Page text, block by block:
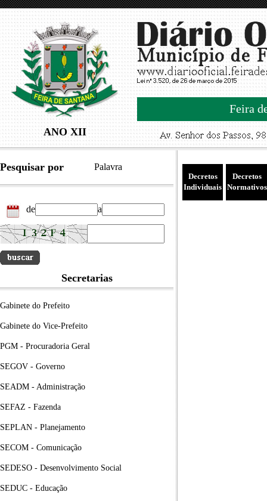
ANO XII
Feira
Pesquisar por Palavra
de a
Secretarias
Gabinete do Prefeito
Gabinete do Vice-Prefeito
PGM - Procuradoria Geral
SEGOV - Governo
SEADM - Administração
SEFAZ - Fazenda
SEPLAN - Planejamento
SECOM - Comunicação
SEDESO - Desenvolvimento Social
SEDUC - Educação
Decretos
Individuais
Decretos
Normativos